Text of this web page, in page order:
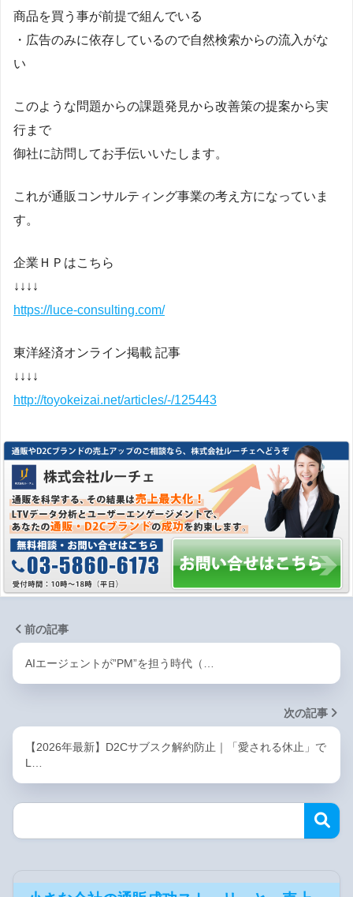
商品を買う事が前提で組んでいる
・広告のみに依存しているので自然検索からの流入がな
い
このような問題からの課題発見から改善策の提案から実
行まで
御社に訪問してお手伝いいたします。
これが通販コンサルティング事業の考え方になっていま
す。
企業ＨＰはこちら
↓↓↓↓
https://luce-consulting.com/
東洋経済オンライン掲載 記事
↓↓↓↓
http://toyokeizai.net/articles/-/125443
前の記事
AIエージェントが”PM”を担う時代（…
次の記事
【2026年最新】D2Cサブスク解約防止｜「愛される休止」で
L…